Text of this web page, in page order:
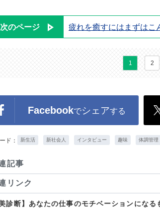
次のページ 疲れを癒すにはまずはこ
1 2
Facebookでシェアする
ド： 新生活 新社会人 インタビュー 趣味 体調管理
記事
リンク
美診断】あなたの仕事のモチベーションになる